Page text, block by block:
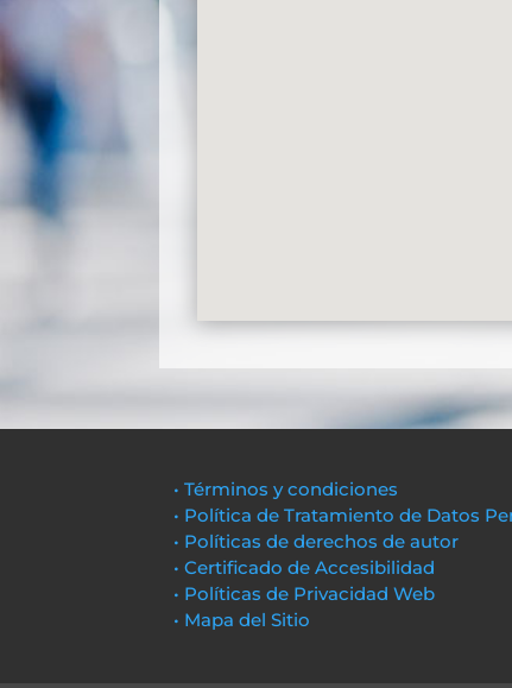
• Términos y condiciones
• Política de Tratamiento de Datos
• Políticas de derechos de autor
• Certificado de Accesibilidad
• Políticas de Privacidad Web
• Mapa del Sitio